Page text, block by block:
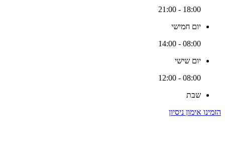
18:00 - 21:00
יום חמישי
08:00 - 14:00
יום שישי
08:00 - 12:00
שבת
הזמינו אימון ניסיון